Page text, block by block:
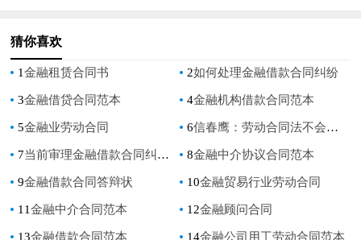
猜你喜欢
1金融租赁合同书 2如何处理金融借款合同纠纷
3金融借贷合同范本 4金融机构借款合同范本
5金融业劳动合同 6信春鹰：劳动合同法不会因金融危机而修改
7当前审理金融借款合同纠纷案件存在的问题及解决对策 8金融中介协议合同范本
9金融借款合同答辩状 10金融贸易行业劳动合同
11金融中介合同范本 12金融顾问合同
13金融借款合同范本 14金融公司用工劳动合同范本